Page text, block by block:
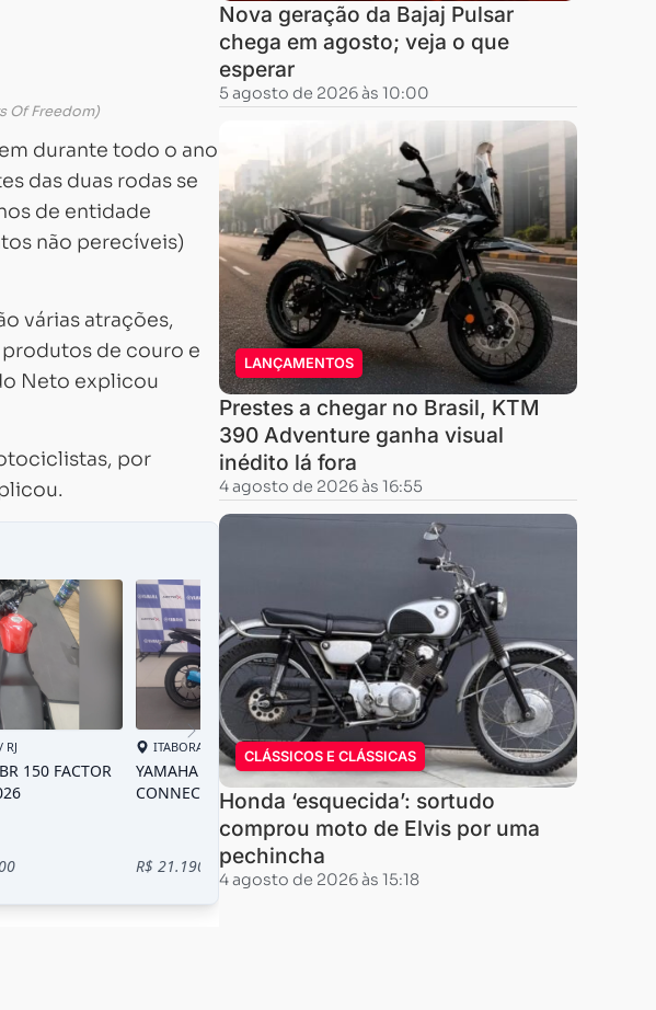
Of Freedom)
durante todo o ano
das duas rodas se
de entidade
não perecíveis)
várias atrações,
produtos de couro e
Neto explicou
por
Nova geração da Bajaj Pulsar
chega em agosto; veja o que
esperar
5 agosto de 2026 às 10:00
LANÇAMENTOS
Prestes a chegar no Brasil, KTM
390 Adventure ganha visual
inédito lá fora
4 agosto de 2026 às 16:55
CLÁSSICOS E CLÁSSICAS
Honda ‘esquecida’: sortudo
comprou moto de Elvis por uma
pechincha
4 agosto de 2026 às 15:18